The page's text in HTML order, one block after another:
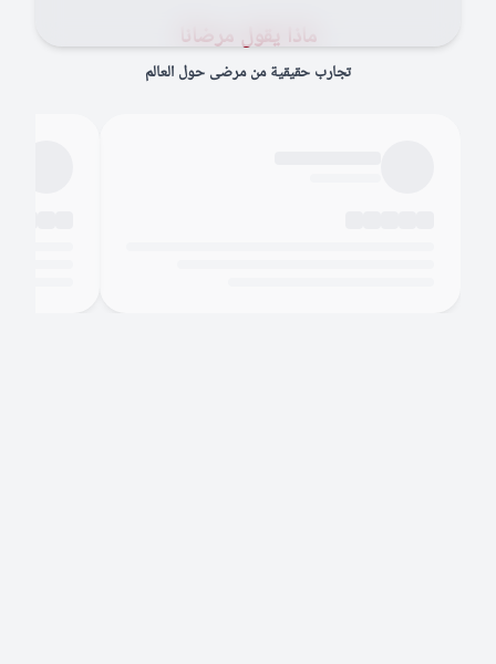
ماذا يقول مرضانا
تجارب حقيقية من مرضى حول العالم